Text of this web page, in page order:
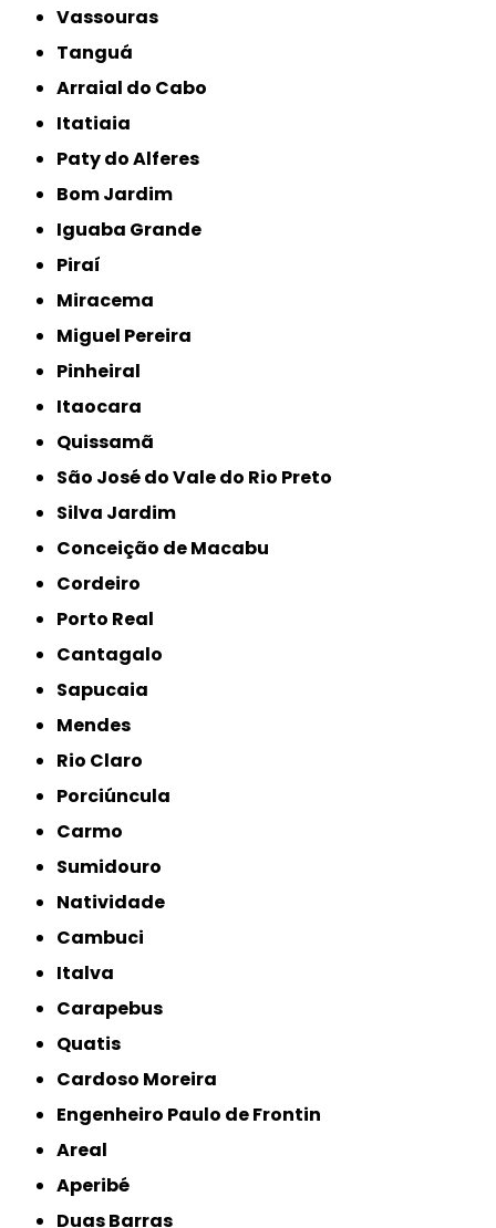
Vassouras
Tanguá
Arraial do Cabo
Itatiaia
Paty do Alferes
Bom Jardim
Iguaba Grande
Piraí
Miracema
Miguel Pereira
Pinheiral
Itaocara
Quissamã
São José do Vale do Rio Preto
Silva Jardim
Conceição de Macabu
Cordeiro
Porto Real
Cantagalo
Sapucaia
Mendes
Rio Claro
Porciúncula
Carmo
Sumidouro
Natividade
Cambuci
Italva
Carapebus
Quatis
Cardoso Moreira
Engenheiro Paulo de Frontin
Areal
Aperibé
Duas Barras